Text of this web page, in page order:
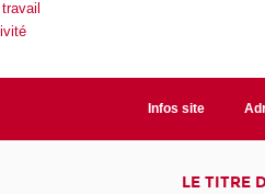
Infos site
LE TITRE